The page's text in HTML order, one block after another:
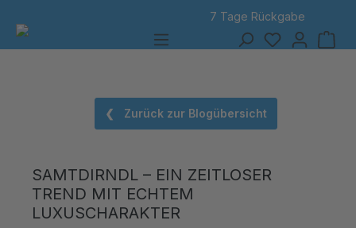
7 Tage Rückgabe
❮ Zurück zur Blogübersicht
TREND MIT ECHTEM
LUXUSCHARAKTER